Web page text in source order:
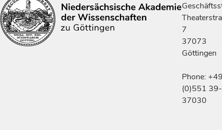
7
37073
Göttingen
Phone:
(0)551 39-
37030